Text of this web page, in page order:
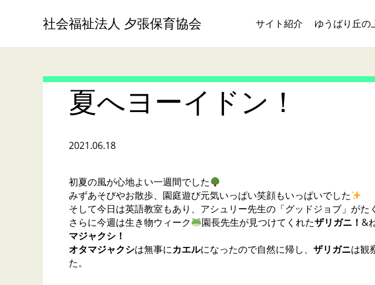
社会福祉法人 夕張保育協会 サイト紹介 ゆうばり丘の
夏へヨーイドン！
2021.06.18
初夏の風が心地よい一週間でした
みずあそびやお散歩、園庭遊び元気いっぱい笑顔もいっぱいでした
そして今日は英語教室もあり、アシュリー先生の「グッドジョブ」がた
さらに今週は生き物ウィーク
園長先生が見つけてくれたザリガニ！ &
マジャクシ！
オタマジャクシは無事にカエルになったので自然に帰し、 ザリガニは観
た。